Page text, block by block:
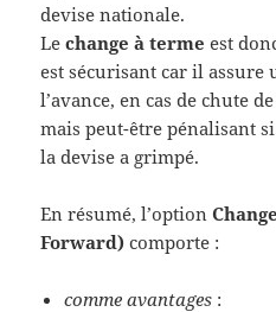
devise nationale.
Lechange à terme est
est sécurisant car il assure
l’avance, en cas de chute
mais peut-être pénalisant
la devise a grimpé.
En résumé, l’option
Forward) comporte :
comme avantages :